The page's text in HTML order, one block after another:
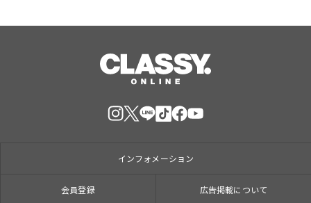
インフォメーション
会員登録 広告掲載について